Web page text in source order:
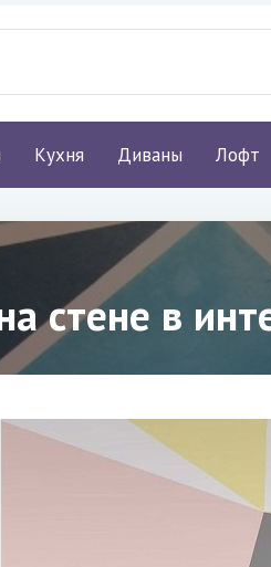
Кухня Диваны Лофт
стене в